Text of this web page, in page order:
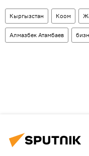
Кыргызстан Коом
Алмазбек Атамбаев